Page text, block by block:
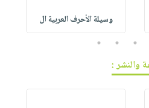
وسيلة الأحرف العربية ال
3
4
5
والنشر :